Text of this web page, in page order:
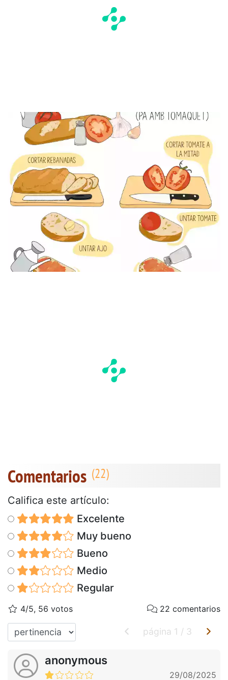
Comentarios
Califica este artículo:
Excelente
Muy bueno
Bueno
Medio
Regular
4/5, 56 votos 22 comentarios
página 1 / 3
anonymous
29/08/2025